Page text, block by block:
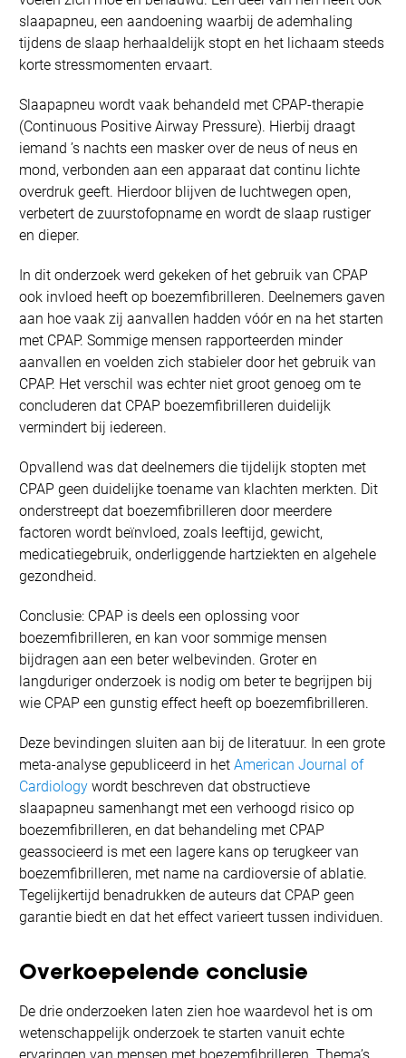
slaapapneu, een aandoening waarbij de ademhaling
tijdens de slaap herhaaldelijk stopt en het lichaam steeds
korte stressmomenten ervaart.
Slaapapneu wordt vaak behandeld met CPAP-therapie
(Continuous Positive Airway Pressure). Hierbij draagt
iemand ’s nachts een masker over de neus of neus en
mond, verbonden aan een apparaat dat continu lichte
overdruk geeft. Hierdoor blijven de luchtwegen open,
verbetert de zuurstofopname en wordt de slaap rustiger
en dieper.
In dit onderzoek werd gekeken of het gebruik van CPAP
ook invloed heeft op boezemfibrilleren. Deelnemers gaven
aan hoe vaak zij aanvallen hadden vóór en na het starten
met CPAP. Sommige mensen rapporteerden minder
aanvallen en voelden zich stabieler door het gebruik van
CPAP. Het verschil was echter niet groot genoeg om te
concluderen dat CPAP boezemfibrilleren duidelijk
vermindert bij iedereen.
Opvallend was dat deelnemers die tijdelijk stopten met
CPAP geen duidelijke toename van klachten merkten. Dit
onderstreept dat boezemfibrilleren door meerdere
factoren wordt beïnvloed, zoals leeftijd, gewicht,
medicatiegebruik, onderliggende hartziekten en algehele
gezondheid.
Conclusie: CPAP is deels een oplossing voor
boezemfibrilleren, en kan voor sommige mensen
bijdragen aan een beter welbevinden. Groter en
langduriger onderzoek is nodig om beter te begrijpen bij
wie CPAP een gunstig effect heeft op boezemfibrilleren.
Deze bevindingen sluiten aan bij de literatuur. In een grote
meta-analyse gepubliceerd in het American Journal of
Cardiology wordt beschreven dat obstructieve
slaapapneu samenhangt met een verhoogd risico op
boezemfibrilleren, en dat behandeling met CPAP
geassocieerd is met een lagere kans op terugkeer van
boezemfibrilleren, met name na cardioversie of ablatie.
Tegelijkertijd benadrukken de auteurs dat CPAP geen
garantie biedt en dat het effect varieert tussen individuen.
Overkoepelende conclusie
De drie onderzoeken laten zien hoe waardevol het is om
wetenschappelijk onderzoek te starten vanuit echte